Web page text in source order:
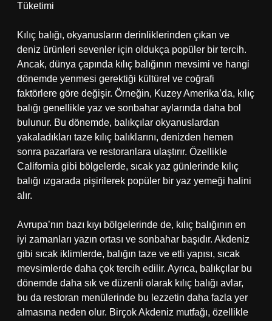
Tüketimi
Kılıç balığı, okyanusların derinliklerinden çıkan ve
deniz ürünleri sevenler için oldukça popüler bir tercih.
Ancak, dünya çapında kılıç balığının mevsimi ve hangi
dönemde yenmesi gerektiği kültürel ve coğrafi
faktörlere göre değişir. Örneğin, Kuzey Amerika’da, kılıç
balığı genellikle yaz ve sonbahar aylarında daha bol
bulunur. Bu dönemde, balıkçılar okyanuslardan
yakaladıkları taze kılıç balıklarını, denizden hemen
sonra pazarlara ve restoranlara ulaştırır. Özellikle
California gibi bölgelerde, sıcak yaz günlerinde kılıç
balığı ızgarada pişirilerek popüler bir yaz yemeği halini
alır.
Avrupa’nın bazı kıyı bölgelerinde de, kılıç balığının en
iyi zamanları yazın ortası ve sonbahar başıdır. Akdeniz
gibi sıcak iklimlerde, balığın taze ve etli yapısı, sıcak
mevsimlerde daha çok tercih edilir. Ayrıca, balıkçılar bu
dönemde daha sık ve düzenli olarak kılıç balığı avlar,
bu da restoran menülerinde bu lezzetin daha fazla yer
almasına neden olur. Birçok Akdeniz mutfağı, özellikle